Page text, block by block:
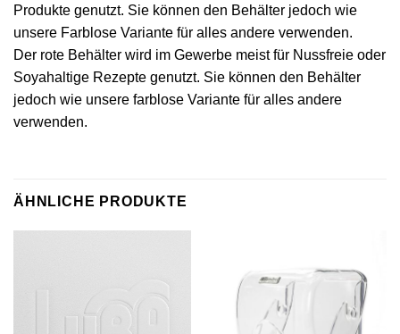
Produkte genutzt. Sie können den Behälter jedoch wie
unsere Farblose Variante für alles andere verwenden.
Der rote Behälter wird im Gewerbe meist für Nussfreie oder
Soyahaltige Rezepte genutzt. Sie können den Behälter
jedoch wie unsere farblose Variante für alles andere
verwenden.
ÄHNLICHE PRODUKTE